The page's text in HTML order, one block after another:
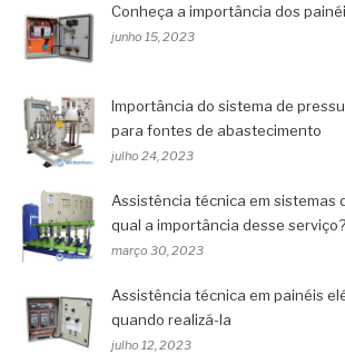
Conheça a importância dos
junho 15, 2023
Importância do sistema de
para fontes de abastecimento
julho 24, 2023
Assistência técnica em sistemas
qual a importância desse serviço?
março 30, 2023
Assistência técnica em painéis
quando realizá-la
julho 12, 2023